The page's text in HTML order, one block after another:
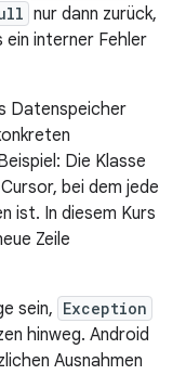
nur dann zurück,
interner Fehler
Datenspeicher
Die Klasse
bei dem jede
ist. In diesem Kurs
Zeile
sein, Exception
hinweg. Android
Ausnahmen